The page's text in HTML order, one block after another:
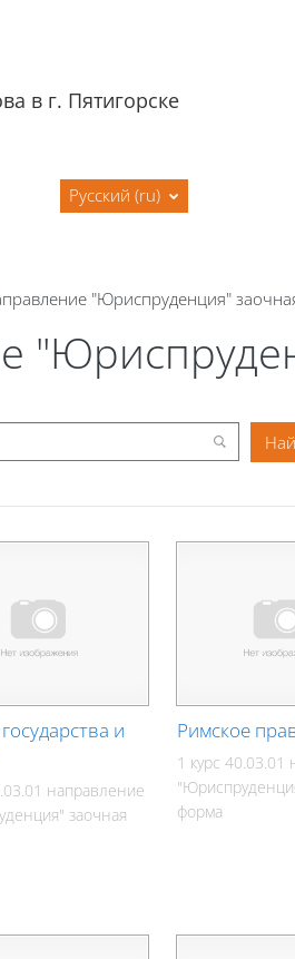
в г. Пятигорске
Русский ‎(ru)‎
"Юриспруденция"
и
направление
заочная
Римское
1 курс 40.03.01
форма